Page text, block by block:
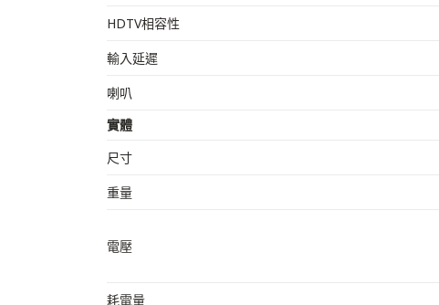
HDTV相容性
輸入延遲
喇叭
實體
尺寸
重量
電壓
耗電量